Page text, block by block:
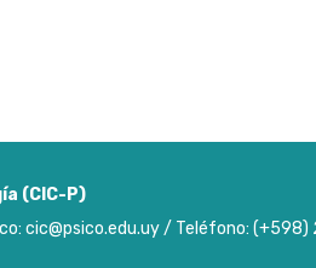
(CIC-P)
cic@psico.edu.uy / Teléfono: